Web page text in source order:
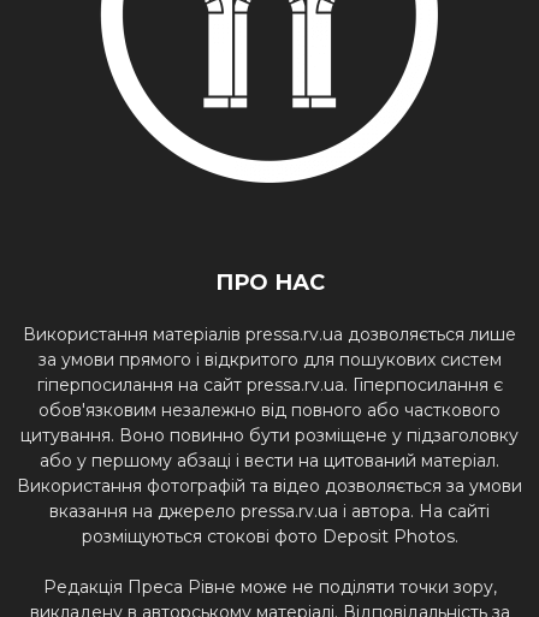
ПРО НАС
Використання матеріалів pressa.rv.ua дозволяється лише
за умови прямого і відкритого для пошукових систем
гіперпосилання на сайт pressa.rv.ua. Гіперпосилання є
обов'язковим незалежно від повного або часткового
цитування. Воно повинно бути розміщене у підзаголовку
або у першому абзаці і вести на цитований матеріал.
Використання фотографій та відео дозволяється за умови
вказання на джерело pressa.rv.ua і автора. На сайті
розміщуються стокові фото Deposit Photos.
Редакція Преса Рівне може не поділяти точки зору,
викладену в авторському матеріалі. Відповідальність за